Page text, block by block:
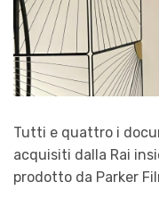
Tutti e quattro i
acquisiti dalla Rai
prodotto da Parker